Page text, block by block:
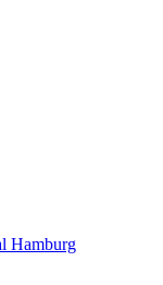
Hamburg